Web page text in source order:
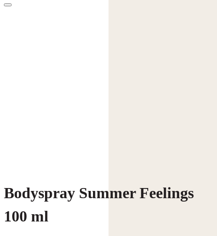
Bodyspray Summer Feelings
100 ml